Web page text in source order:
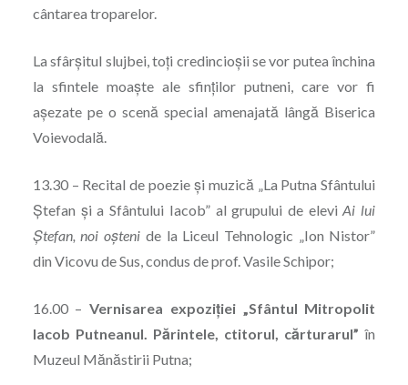
cântarea troparelor.
La sfârșitul slujbei, toți credincioșii se vor putea închina
la sfintele moaște ale sfinților putneni, care vor fi
așezate pe o scenă special amenajată lângă Biserica
Voievodală.
13.30 – Recital de poezie și muzică „La Putna Sfântului
Ștefan și a Sfântului Iacob” al grupului de eleviAi lui
Ștefan, noi oșteni de la Liceul Tehnologic „Ion Nistor”
din Vicovu de Sus, condus de prof. Vasile Schipor;
16.00 –Vernisarea expoziției „Sfântul Mitropolit
Iacob Putneanul. Părintele, ctitorul, cărturarul” în
Muzeul Mănăstirii Putna;